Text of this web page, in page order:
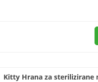
Kitty Hrana za sterilizirane